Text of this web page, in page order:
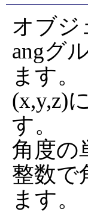
オブジ
angグ
ます。
(x,y,z)
す。
角度の
整数で
ます。